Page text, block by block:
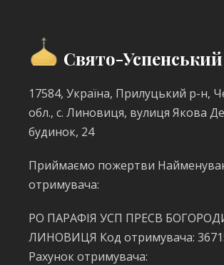
Свято-
17584, Україна, Прилуцький р-н,
обл., с. Линовиця, вулиця Якова
будинок, 24
Приймаємо пожертви
отримувача:
РО ПАРАФІЯ УСП ПРЕСВ
ЛИНОВИЦЯ Код отримувача:
Рахунок отримувача: